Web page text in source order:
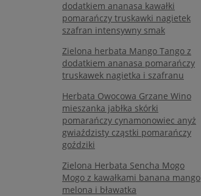
dodatkiem ananasa kawałki
pomarańczy truskawki nagietek
szafran intensywny smak
Zielona herbata Mango Tango z
dodatkiem ananasa pomarańczy
truskawek nagietka i szafranu
Herbata Owocowa Grzane Wino
mieszanka jabłka skórki
pomarańczy cynamonowiec anyż
gwiaździsty cząstki pomarańczy
goździki
Zielona Herbata Sencha Mogo
Mogo z kawałkami banana mango
melona i bławatka